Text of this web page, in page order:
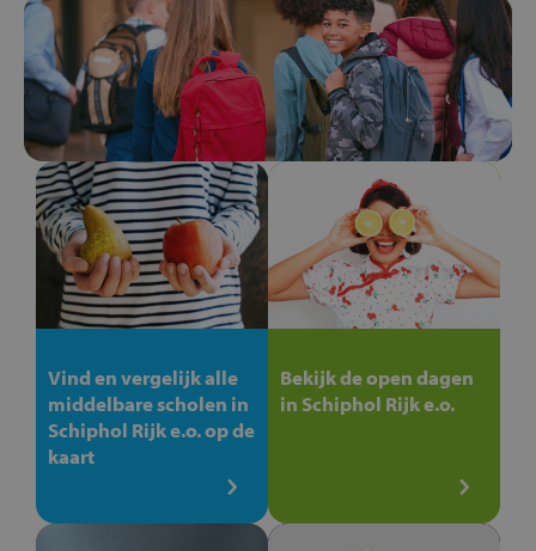
Vind en vergelijk alle
middelbare scholen in
Schiphol Rijk e.o. op de
kaart
Bekijk de open dagen
in Schiphol Rijk e.o.